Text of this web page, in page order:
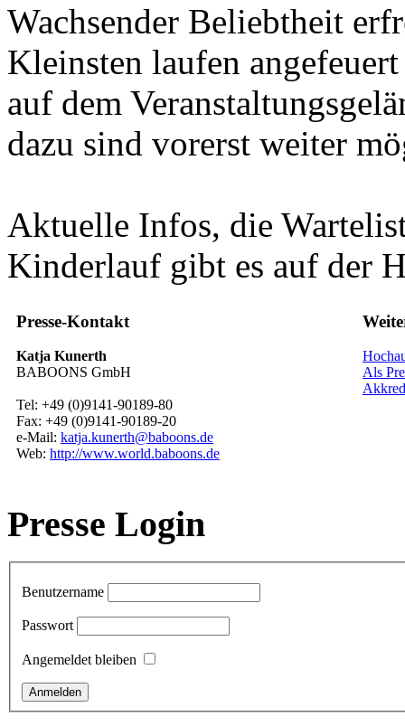
Wachsender Beliebtheit
Kleinsten laufen
auf dem
dazu sind vorerst weiter
Aktuelle Infos, die
Kinderlauf gibt es auf der
Presse-Kontakt
Katja Kunerth
BABOONS GmbH
Tel: +49 (0)9141-90189-80
Fax: +49 (0)9141-90189-20
e-Mail: katja.kunerth@baboons.de
Web: http://www.world.baboons.de
Als
Presse Login
Benutzername
Passwort
Angemeldet bleiben